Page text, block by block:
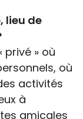
lieu de
privé » où
où
activités
à
amicales